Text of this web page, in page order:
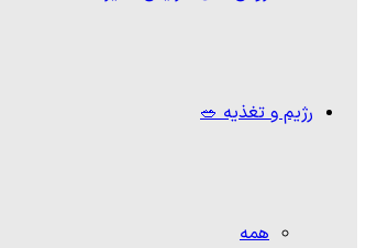
رژیم و تغذیه 🥗
همه